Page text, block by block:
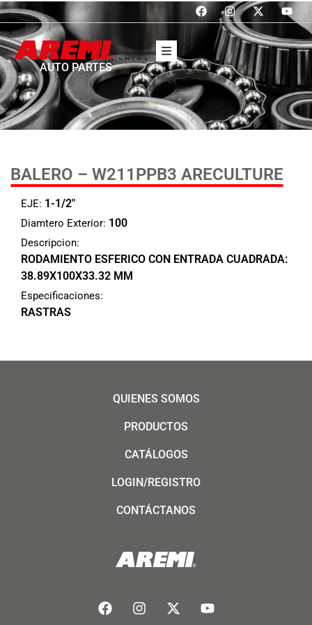
AUTO PARTES
BALERO – W211PPB3 ARECULTURE
EJE: 1-1/2"
Diamtero Exterior: 100
Descripcion:
RODAMIENTO ESFERICO CON ENTRADA CUADRADA:
38.89X100X33.32 MM
Especificaciones:
RASTRAS
QUIENES SOMOS
PRODUCTOS
CATÁLOGOS
LOGIN/REGISTRO
CONTÁCTANOS